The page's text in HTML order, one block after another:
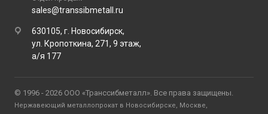
sales@transsibmetall.ru
630105, г. Новосибирск,
ул. Кропоткина, 271, 9 этаж,
а/я 177
© 1996 - 2026 ООО «Транссибметалл». Все права защищены.
Нержавеющий металлопрокат в Новосибирске, Москве,